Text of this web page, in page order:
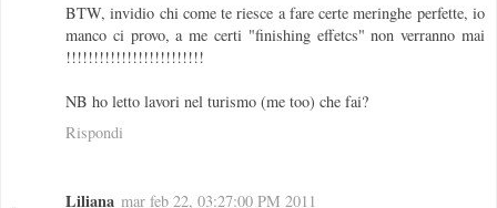
BTW, invidio chi come te riesce a fare certe meringhe perfette, io
manco ci provo, a me certi "finishing effetcs" non verranno mai
!!!!!!!!!!!!!!!!!!!!!!!!!
NB ho letto lavori nel turismo (me too) che fai?
Rispondi
Liliana mar feb 22, 03:27:00 PM 2011